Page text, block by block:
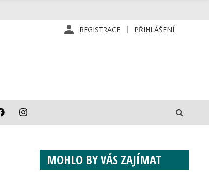
REGISTRACE PŘIHLÁŠENÍ
MOHLO BY VÁS ZAJÍMAT